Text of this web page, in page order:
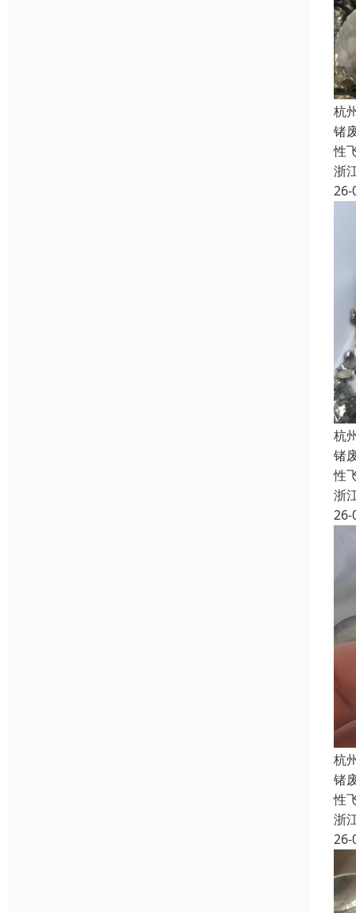
杭
锗
性
浙
26-
杭
锗
性
浙
26-
杭
锗
性
浙
26-